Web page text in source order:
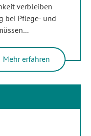
verbleiben
bei Pflege- und
Mehr erfahren